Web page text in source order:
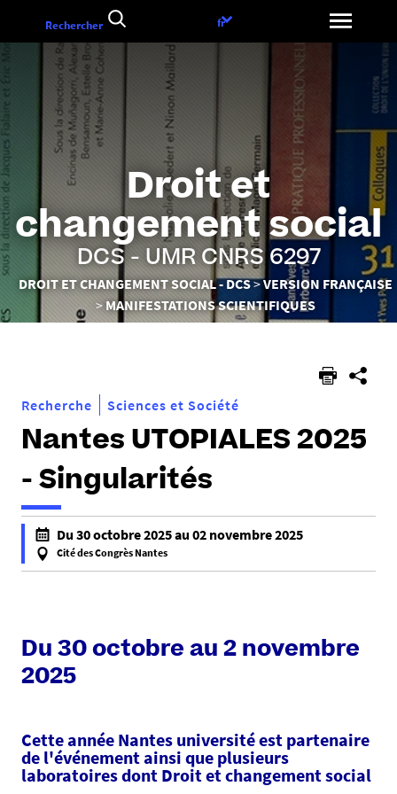
Droit et
changement social
DCS - UMR CNRS 6297
Vous
ici :
DROIT ET CHANGEMENT SOCIAL - DCS
VERSION FRANÇAISE
MANIFESTATIONS SCIENTIFIQUES
Rechercher
Choix
fr
Recherche Sciences et Société
Nantes UTOPIALES 2025
- Singularités
h
t
/
/
s
.
u
Du 30 octobre 2025 au 02 novembre 2025
Cité des Congrès Nantes
f
e
f
s
e
Du 30 octobre au 2 novembre
2025
Cette année Nantes université est partenaire
de l'événement ainsi que plusieurs
laboratoires dont Droit et changement social